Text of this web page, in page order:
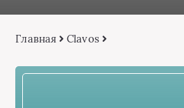
Главная Сlavos